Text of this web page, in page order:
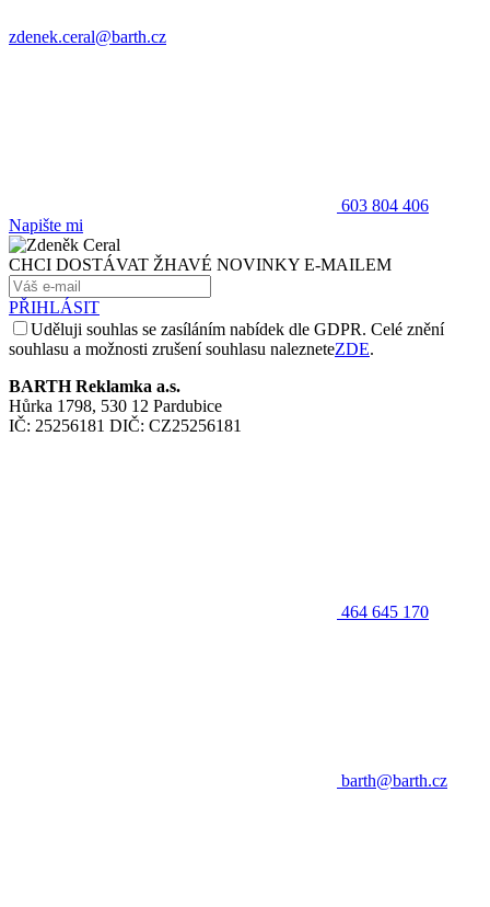
zdenek.ceral@barth.cz
603 804 406
Napište mi
CHCI DOSTÁVAT ŽHAVÉ NOVINKY E-MAILEM
PŘIHLÁSIT
Uděluji souhlas se zasíláním nabídek dle GDPR. Celé znění
souhlasu a možnosti zrušení souhlasu nalezneteZDE.
BARTH Reklamka a.s.
Hůrka 1798, 530 12 Pardubice
IČ: 25256181 DIČ: CZ25256181
464 645 170
barth@barth.cz